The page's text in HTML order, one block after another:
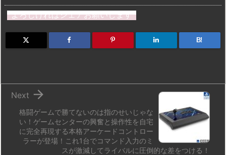
st
o
d
e
s
k
e
a
d
m
bl
r
b
o
ar
n
dr
o
よろしければシェアお願いします
B!
格闘ゲームで勝てないのは指のせいじゃな
い！ゲームセンターの興奮と操作性を自宅
に完全再現する本格アーケードコントロー
ラーが登場！これ1台でコマンド入力のミ
スが激減してライバルに圧倒的な差をつける！

Next